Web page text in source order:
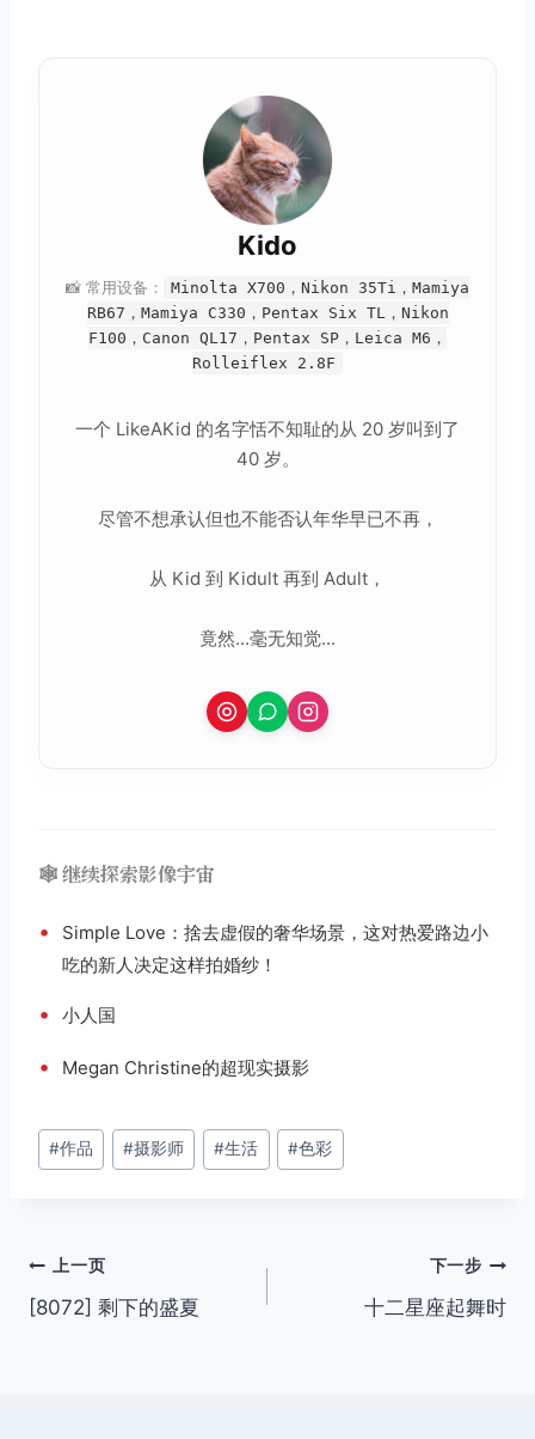
Kido
📸 常用设备：
Minolta X700，Nikon 35Ti，Mamiya
RB67，Mamiya C330，Pentax Six TL，Nikon
F100，Canon QL17，Pentax SP，Leica M6，
Rolleiflex 2.8F
一个 LikeAKid 的名字恬不知耻的从 20 岁叫到了
40 岁。
尽管不想承认但也不能否认年华早已不再，
从 Kid 到 Kidult 再到 Adult，
竟然...毫无知觉...
🕸️ 继续探索影像宇宙
•
Simple Love：捨去虚假的奢华场景，这对热爱路边小
吃的新人决定这样拍婚纱！
• 小人国
• Megan Christine的超现实摄影
文
章
#作品 #摄影师 #生活 #色彩
文
章
上一页
[8072] 剩下的盛夏
下一步
十二星座起舞时